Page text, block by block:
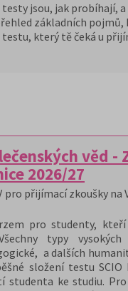
jsou, jak probíhají,
základních
který tě čeká u
věd -
2026/27
pro přijímací zkoušky na
pro studenty,
typy
a dalších
složení testu SCIO
studenta ke studiu.